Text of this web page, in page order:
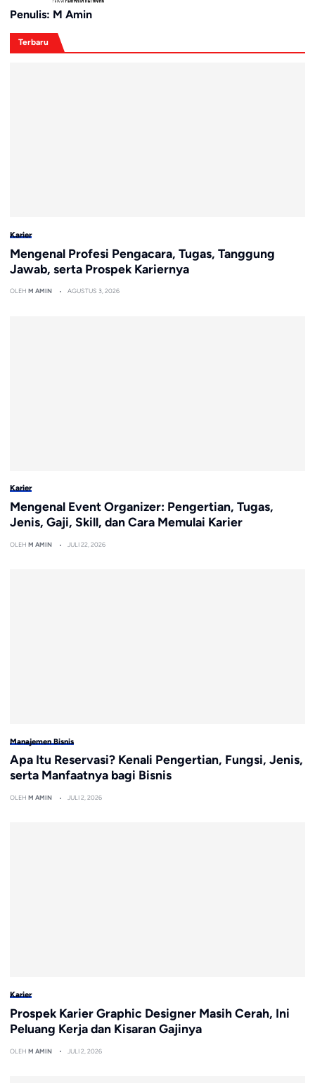
Penulis: M Amin
Terbaru
Karier
Mengenal Profesi Pengacara, Tugas, Tanggung
Jawab, serta Prospek Kariernya
OLEH M AMIN AGUSTUS 3, 2026
Karier
Mengenal Event Organizer: Pengertian, Tugas,
Jenis, Gaji, Skill, dan Cara Memulai Karier
OLEH M AMIN JULI 22, 2026
Manajemen Bisnis
Apa Itu Reservasi? Kenali Pengertian, Fungsi, Jenis,
serta Manfaatnya bagi Bisnis
OLEH M AMIN JULI 2, 2026
Karier
Prospek Karier Graphic Designer Masih Cerah, Ini
Peluang Kerja dan Kisaran Gajinya
OLEH M AMIN JULI 2, 2026